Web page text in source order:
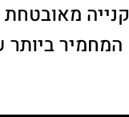
קנייה
המחמיר